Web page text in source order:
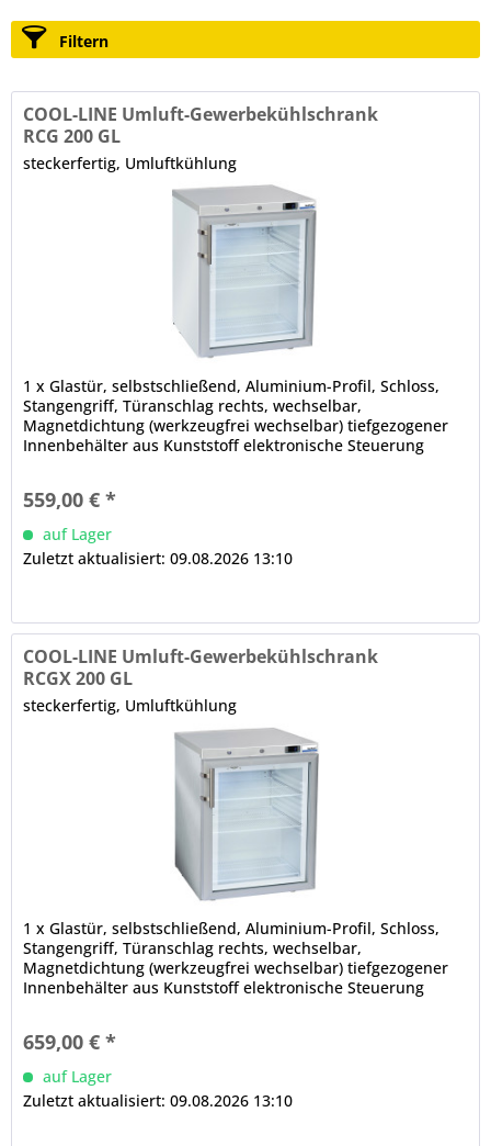
Filtern
COOL-LINE Umluft-Gewerbekühlschrank
RCG 200 GL
steckerfertig, Umluftkühlung
1 x Glastür, selbstschließend, Aluminium-Profil, Schloss,
Stangengriff, Türanschlag rechts, wechselbar,
Magnetdichtung (werkzeugfrei wechselbar) tiefgezogener
Innenbehälter aus Kunststoff elektronische Steuerung
559,00 € *
auf Lager
Zuletzt aktualisiert: 09.08.2026 13:10
COOL-LINE Umluft-Gewerbekühlschrank
RCGX 200 GL
steckerfertig, Umluftkühlung
1 x Glastür, selbstschließend, Aluminium-Profil, Schloss,
Stangengriff, Türanschlag rechts, wechselbar,
Magnetdichtung (werkzeugfrei wechselbar) tiefgezogener
Innenbehälter aus Kunststoff elektronische Steuerung
659,00 € *
auf Lager
Zuletzt aktualisiert: 09.08.2026 13:10